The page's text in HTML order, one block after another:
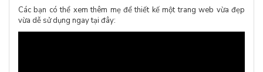
Các bạn có thể xem thêm mẹ để thiết kế một trang web vừa đẹp
vừa dễ sử dụng ngay tại đây: